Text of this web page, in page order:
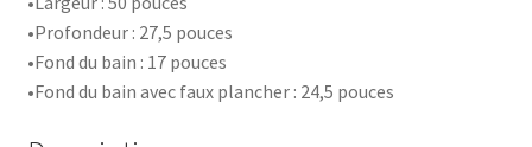
•Profondeur : 27,5 pouces
•Fond du bain : 17 pouces
•Fond du bain avec faux plancher : 24,5 pouces